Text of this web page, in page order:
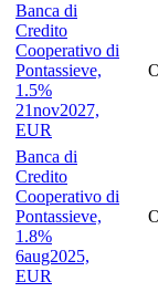
Banca di
Credito
Cooperativo di
Pontassieve,
1.5%
21nov2027,
EUR
Banca di
Credito
Cooperativo di
Pontassieve,
1.8%
6aug2025,
EUR